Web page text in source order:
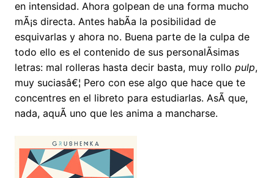
en intensidad. Ahora golpean de una forma mucho
mÃ¡s directa. Antes habÃ­a la posibilidad de
esquivarlas y ahora no. Buena parte de la culpa de
todo ello es el contenido de sus personalÃ­simas
letras: mal rolleras hasta decir basta, muy rollo pulp,
muy suciasâ€¦ Pero con ese algo que hace que te
concentres en el libreto para estudiarlas. AsÃ­ que,
nada, aquÃ­ uno que les anima a mancharse.